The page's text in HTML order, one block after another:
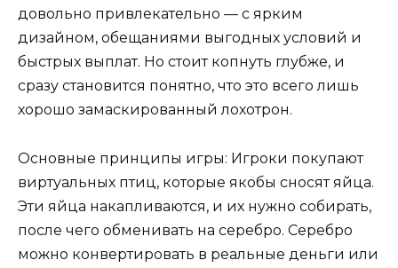
довольно привлекательно — с ярким
дизайном, обещаниями выгодных условий и
быстрых выплат. Но стоит копнуть глубже, и
сразу становится понятно, что это всего лишь
хорошо замаскированный лохотрон.
Основные принципы игры: Игроки покупают
виртуальных птиц, которые якобы сносят яйца.
Эти яйца накапливаются, и их нужно собирать,
после чего обменивать на серебро. Серебро
можно конвертировать в реальные деньги или